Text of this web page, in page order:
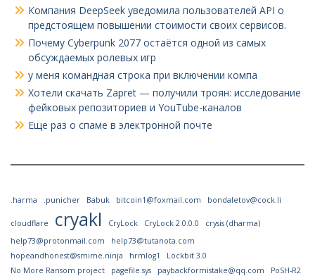
Компания DeepSeek уведомила пользователей API о
предстоящем повышении стоимости своих сервисов.
Почему Cyberpunk 2077 остаётся одной из самых
обсуждаемых ролевых игр
у меня командная строка при включении компа
Хотели скачать Zapret — получили троян: исследование
фейковых репозиториев и YouTube-каналов
Еще раз о спаме в электронной почте
.harma .punicher Babuk bitcoin1@foxmail.com bondaletov@cock.li
cloudflare cryakl CryLock CryLock 2.0.0.0
crysis (dharma)
help73@protonmail.com
help73@tutanota.com
hopeandhonest@smime.ninja
hrmlog1
Lockbit 3.0
No More Ransom project
pagefile.sys paybackformistake@qq.com
PoSH-R2